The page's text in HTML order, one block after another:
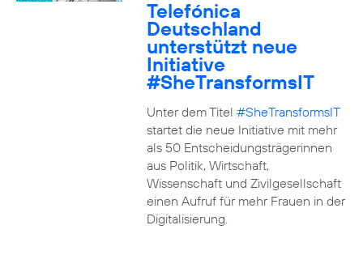
Telefónica
Deutschland
unterstützt neue
Initiative
#SheTransformsIT
Unter dem Titel #SheTransformsIT
startet die neue Initiative mit mehr
als 50 Entscheidungsträgerinnen
aus Politik, Wirtschaft,
Wissenschaft und Zivilgesellschaft
einen Aufruf für mehr Frauen in der
Digitalisierung.